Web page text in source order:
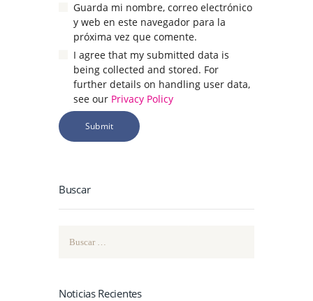
Guarda mi nombre, correo electrónico
y web en este navegador para la
próxima vez que comente.
I agree that my submitted data is
being collected and stored. For
further details on handling user data,
see our Privacy Policy
Buscar
Noticias Recientes